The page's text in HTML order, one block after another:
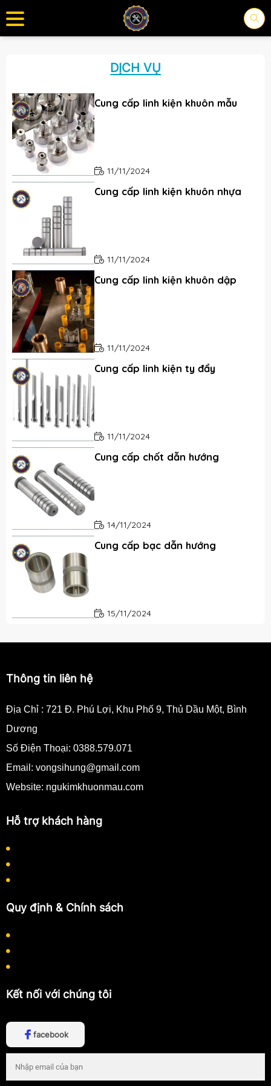
DỊCH VỤ
Cung cấp linh kiện khuôn mẫu
11/11/2024
Cung cấp linh kiện khuôn nhựa
11/11/2024
Cung cấp linh kiện khuôn dập
11/11/2024
Cung cấp linh kiện ty đẩy
11/11/2024
Cung cấp chốt dẫn hướng
14/11/2024
Cung cấp bạc dẫn hướng
15/11/2024
Thông tin liên hệ
Địa Chỉ : 721 Đ. Phú Lợi, Khu Phố 9, Thủ Dầu Một, Bình
Dương
Số Điện Thoại: 0388.579.071
Email: vongsihung@gmail.com
Website: ngukimkhuonmau.com
Hỗ trợ khách hàng
Quy định & Chính sách
Kết nối với chúng tôi
facebook